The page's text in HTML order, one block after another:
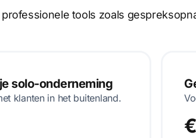
tools zoals
solo-onderneming
klanten in het buitenland.